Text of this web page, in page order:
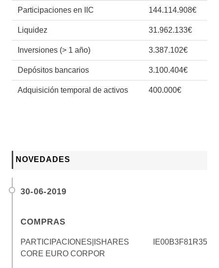
Participaciones en IIC 144.114.908€
Liquidez 31.962.133€
Inversiones (> 1 año) 3.387.102€
Depósitos bancarios 3.100.404€
Adquisición temporal de activos 400.000€
NOVEDADES
30-06-2019
COMPRAS
PARTICIPACIONES|ISHARES
CORE EURO CORPOR
IE00B3F81R35